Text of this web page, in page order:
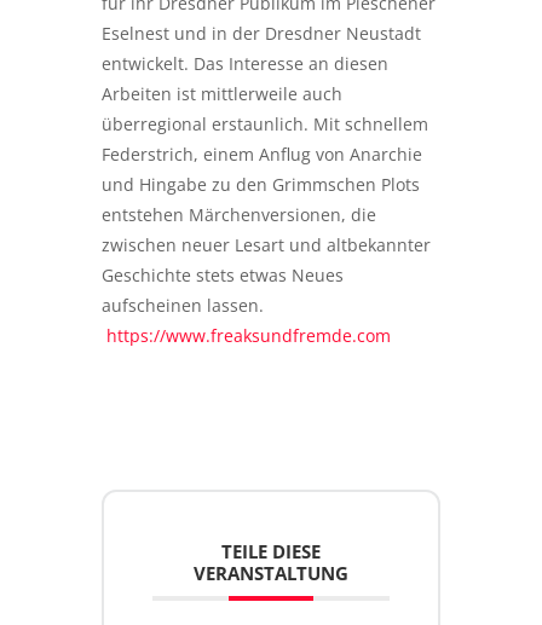
Eselnest und in der Dresdner Neustadt
entwickelt. Das Interesse an diesen
Arbeiten ist mittlerweile auch
überregional erstaunlich. Mit schnellem
Federstrich, einem Anflug von Anarchie
und Hingabe zu den Grimmschen Plots
entstehen Märchenversionen, die
zwischen neuer Lesart und altbekannter
Geschichte stets etwas Neues
aufscheinen lassen.
https://www.freaksundfremde.com
TEILE DIESE
VERANSTALTUNG